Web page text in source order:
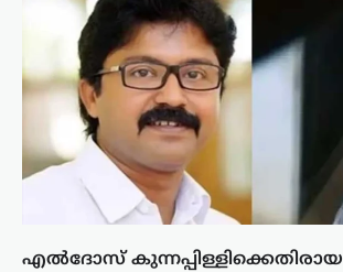
എൽദോസ് കുന്നപ്പിള്ളിക്കെതിരായ